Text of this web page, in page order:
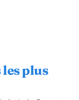
les plus